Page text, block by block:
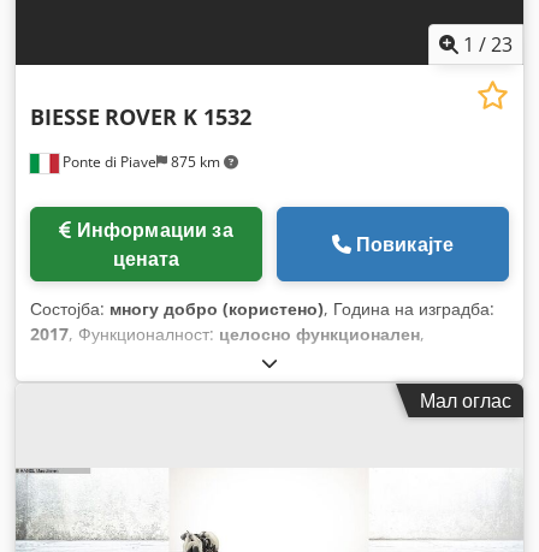
1 /23
Ponte di Piave 875 km
BIESSE ROVER K 1532
цената
Повикајте
Состојба: многу добро (користено), Година на изградба:
2017, Функционалност: целосно функционален,
Мал оглас